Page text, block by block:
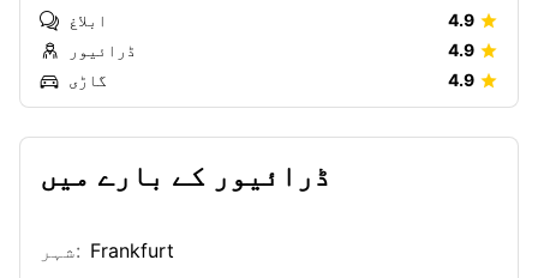
ابلاغ
4.9
ڈرائیور
4.9
گاڑی
4.9
ڈرائیور کے بارے میں
شہر: Frankfurt